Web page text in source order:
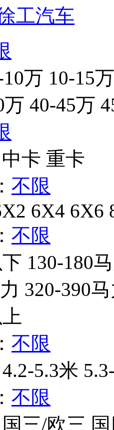
工汽车
10万 10-15万
万 40-45万
中卡 重卡
不限
6X4 6X6
不限
130-180
320-390
不限
4.2-5.3米
不限
国三/欧三